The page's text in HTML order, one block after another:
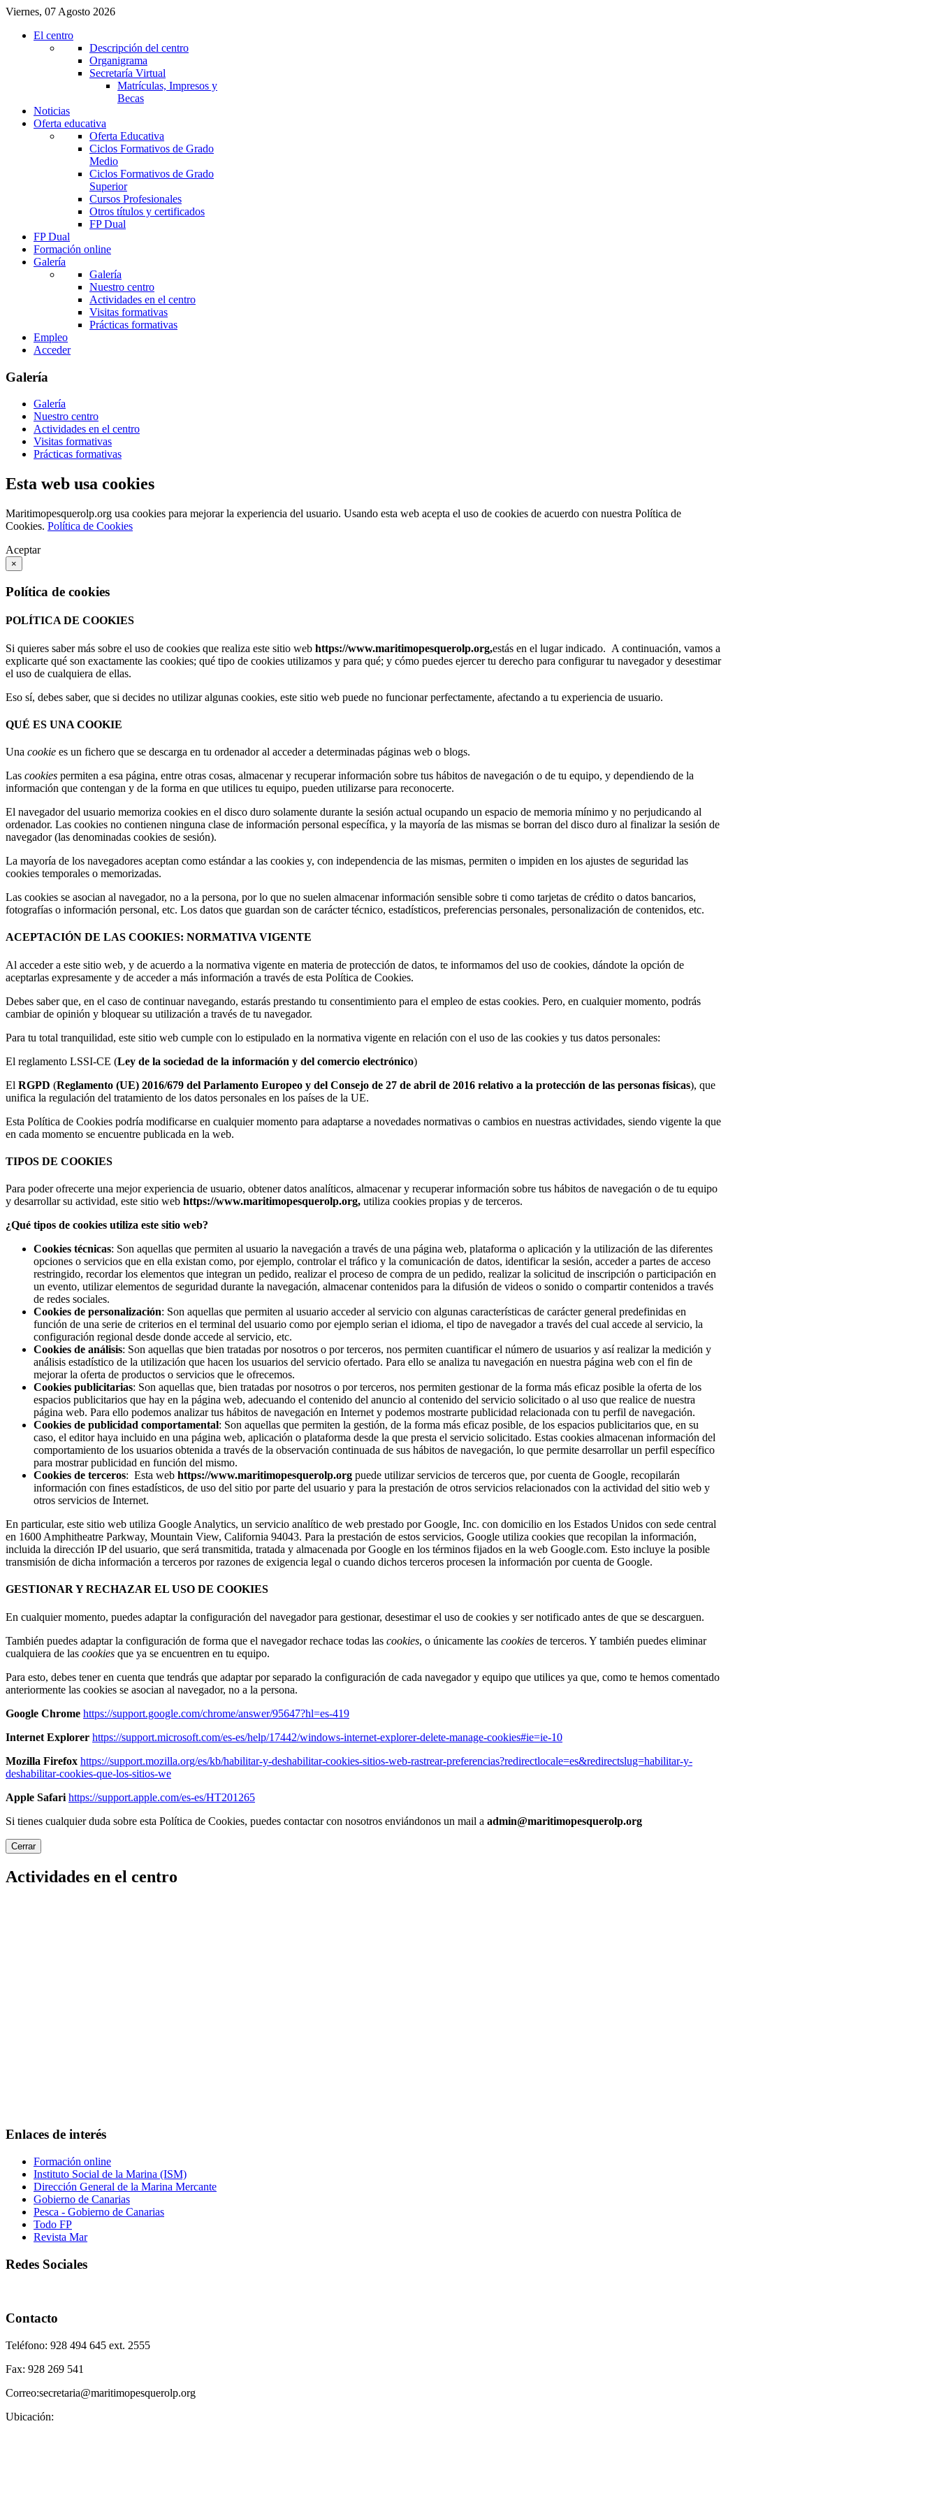
Viernes, 07 Agosto 2026
El centro
Descripción del centro
Organigrama
Secretaría Virtual
Matrículas, Impresos y
Becas
Noticias
Oferta educativa
Oferta Educativa
Ciclos Formativos de Grado
Medio
Ciclos Formativos de Grado
Superior
Cursos Profesionales
Otros títulos y certificados
FP Dual
FP Dual
Formación online
Galería
Galería
Nuestro centro
Actividades en el centro
Visitas formativas
Prácticas formativas
Empleo
Acceder
Galería
Galería
Nuestro centro
Actividades en el centro
Visitas formativas
Prácticas formativas
Esta web usa cookies
Maritimopesquerolp.org usa cookies para mejorar la experiencia del usuario. Usando esta web acepta el uso de cookies de acuerdo con nuestra Política de
Cookies. Política de Cookies
Aceptar
×
Política de cookies
POLÍTICA DE COOKIES
Si quieres saber más sobre el uso de cookies que realiza este sitio web https://www.maritimopesquerolp.org,estás en el lugar indicado. A continuación, vamos a
explicarte qué son exactamente las cookies; qué tipo de cookies utilizamos y para qué; y cómo puedes ejercer tu derecho para configurar tu navegador y desestimar
el uso de cualquiera de ellas.
Eso sí, debes saber, que si decides no utilizar algunas cookies, este sitio web puede no funcionar perfectamente, afectando a tu experiencia de usuario.
QUÉ ES UNA COOKIE
Una cookie es un fichero que se descarga en tu ordenador al acceder a determinadas páginas web o blogs.
Las cookies permiten a esa página, entre otras cosas, almacenar y recuperar información sobre tus hábitos de navegación o de tu equipo, y dependiendo de la
información que contengan y de la forma en que utilices tu equipo, pueden utilizarse para reconocerte.
El navegador del usuario memoriza cookies en el disco duro solamente durante la sesión actual ocupando un espacio de memoria mínimo y no perjudicando al
ordenador. Las cookies no contienen ninguna clase de información personal específica, y la mayoría de las mismas se borran del disco duro al finalizar la sesión de
navegador (las denominadas cookies de sesión).
La mayoría de los navegadores aceptan como estándar a las cookies y, con independencia de las mismas, permiten o impiden en los ajustes de seguridad las
cookies temporales o memorizadas.
Las cookies se asocian al navegador, no a la persona, por lo que no suelen almacenar información sensible sobre ti como tarjetas de crédito o datos bancarios,
fotografías o información personal, etc. Los datos que guardan son de carácter técnico, estadísticos, preferencias personales, personalización de contenidos, etc.
ACEPTACIÓN DE LAS COOKIES: NORMATIVA VIGENTE
Al acceder a este sitio web, y de acuerdo a la normativa vigente en materia de protección de datos, te informamos del uso de cookies, dándote la opción de
aceptarlas expresamente y de acceder a más información a través de esta Política de Cookies.
Debes saber que, en el caso de continuar navegando, estarás prestando tu consentimiento para el empleo de estas cookies. Pero, en cualquier momento, podrás
cambiar de opinión y bloquear su utilización a través de tu navegador.
Para tu total tranquilidad, este sitio web cumple con lo estipulado en la normativa vigente en relación con el uso de las cookies y tus datos personales:
El reglamento LSSI-CE (Ley de la sociedad de la información y del comercio electrónico)
El RGPD (Reglamento (UE) 2016/679 del Parlamento Europeo y del Consejo de 27 de abril de 2016 relativo a la protección de las personas físicas), que
unifica la regulación del tratamiento de los datos personales en los países de la UE.
Esta Política de Cookies podría modificarse en cualquier momento para adaptarse a novedades normativas o cambios en nuestras actividades, siendo vigente la que
en cada momento se encuentre publicada en la web.
TIPOS DE COOKIES
Para poder ofrecerte una mejor experiencia de usuario, obtener datos analíticos, almacenar y recuperar información sobre tus hábitos de navegación o de tu equipo
y desarrollar su actividad, este sitio web https://www.maritimopesquerolp.org, utiliza cookies propias y de terceros.
¿Qué tipos de cookies utiliza este sitio web?
Cookies técnicas: Son aquellas que permiten al usuario la navegación a través de una página web, plataforma o aplicación y la utilización de las diferentes
opciones o servicios que en ella existan como, por ejemplo, controlar el tráfico y la comunicación de datos, identificar la sesión, acceder a partes de acceso
restringido, recordar los elementos que integran un pedido, realizar el proceso de compra de un pedido, realizar la solicitud de inscripción o participación en
un evento, utilizar elementos de seguridad durante la navegación, almacenar contenidos para la difusión de videos o sonido o compartir contenidos a través
de redes sociales.
Cookies de personalización: Son aquellas que permiten al usuario acceder al servicio con algunas características de carácter general predefinidas en
función de una serie de criterios en el terminal del usuario como por ejemplo serian el idioma, el tipo de navegador a través del cual accede al servicio, la
configuración regional desde donde accede al servicio, etc.
Cookies de análisis: Son aquellas que bien tratadas por nosotros o por terceros, nos permiten cuantificar el número de usuarios y así realizar la medición y
análisis estadístico de la utilización que hacen los usuarios del servicio ofertado. Para ello se analiza tu navegación en nuestra página web con el fin de
mejorar la oferta de productos o servicios que le ofrecemos.
Cookies publicitarias: Son aquellas que, bien tratadas por nosotros o por terceros, nos permiten gestionar de la forma más eficaz posible la oferta de los
espacios publicitarios que hay en la página web, adecuando el contenido del anuncio al contenido del servicio solicitado o al uso que realice de nuestra
página web. Para ello podemos analizar tus hábitos de navegación en Internet y podemos mostrarte publicidad relacionada con tu perfil de navegación.
Cookies de publicidad comportamental: Son aquellas que permiten la gestión, de la forma más eficaz posible, de los espacios publicitarios que, en su
caso, el editor haya incluido en una página web, aplicación o plataforma desde la que presta el servicio solicitado. Estas cookies almacenan información del
comportamiento de los usuarios obtenida a través de la observación continuada de sus hábitos de navegación, lo que permite desarrollar un perfil específico
para mostrar publicidad en función del mismo.
Cookies de terceros: Esta web https://www.maritimopesquerolp.org puede utilizar servicios de terceros que, por cuenta de Google, recopilarán
información con fines estadísticos, de uso del sitio por parte del usuario y para la prestación de otros servicios relacionados con la actividad del sitio web y
otros servicios de Internet.
En particular, este sitio web utiliza Google Analytics, un servicio analítico de web prestado por Google, Inc. con domicilio en los Estados Unidos con sede central
en 1600 Amphitheatre Parkway, Mountain View, California 94043. Para la prestación de estos servicios, Google utiliza cookies que recopilan la información,
incluida la dirección IP del usuario, que será transmitida, tratada y almacenada por Google en los términos fijados en la web Google.com. Esto incluye la posible
transmisión de dicha información a terceros por razones de exigencia legal o cuando dichos terceros procesen la información por cuenta de Google.
GESTIONAR Y RECHAZAR EL USO DE COOKIES
En cualquier momento, puedes adaptar la configuración del navegador para gestionar, desestimar el uso de cookies y ser notificado antes de que se descarguen.
También puedes adaptar la configuración de forma que el navegador rechace todas las cookies, o únicamente las cookies de terceros. Y también puedes eliminar
cualquiera de las cookies que ya se encuentren en tu equipo.
Para esto, debes tener en cuenta que tendrás que adaptar por separado la configuración de cada navegador y equipo que utilices ya que, como te hemos comentado
anteriormente las cookies se asocian al navegador, no a la persona.
Google Chrome https://support.google.com/chrome/answer/95647?hl=es-419
Internet Explorer https://support.microsoft.com/es-es/help/17442/windows-internet-explorer-delete-manage-cookies#ie=ie-10
Mozilla Firefox https://support.mozilla.org/es/kb/habilitar-y-deshabilitar-cookies-sitios-web-rastrear-preferencias?redirectlocale=es&redirectslug=habilitar-y-
deshabilitar-cookies-que-los-sitios-we
Apple Safari https://support.apple.com/es-es/HT201265
Si tienes cualquier duda sobre esta Política de Cookies, puedes contactar con nosotros enviándonos un mail a admin@maritimopesquerolp.org
Cerrar
Actividades en el centro
Enlaces de interés
Formación online
Instituto Social de la Marina (ISM)
Dirección General de la Marina Mercante
Gobierno de Canarias
Pesca - Gobierno de Canarias
Todo FP
Revista Mar
Redes Sociales
Contacto
Teléfono: 928 494 645 ext. 2555
Fax: 928 269 541
Correo:secretaria@maritimopesquerolp.org
Ubicación: